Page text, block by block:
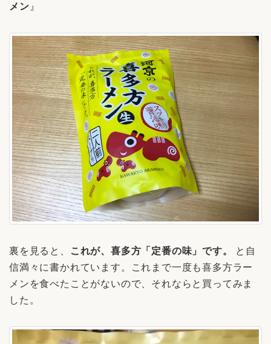
メン 』
裏を見ると、 これが、喜多方「定番の味」です。
と自
信満々に書かれています。これまで一度も喜多方ラー
メンを食べたことがないので、それならと買ってみま
した。